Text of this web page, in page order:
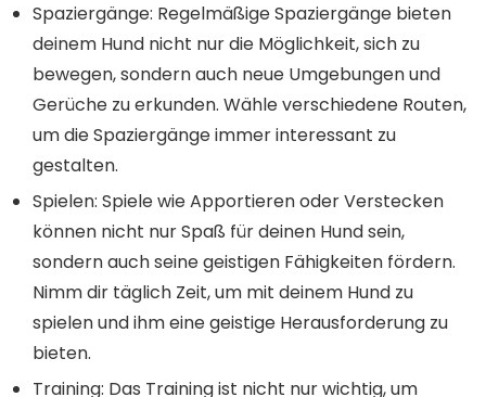
Spaziergänge: Regelmäßige Spaziergänge bieten
deinem Hund nicht nur die Möglichkeit, sich zu
bewegen, sondern auch neue Umgebungen und
Gerüche zu erkunden. Wähle verschiedene Routen,
um die Spaziergänge immer interessant zu
gestalten.
Spielen: Spiele wie Apportieren oder Verstecken
können nicht nur Spaß für deinen Hund sein,
sondern auch seine geistigen Fähigkeiten fördern.
Nimm dir täglich Zeit, um mit deinem Hund zu
spielen und ihm eine geistige Herausforderung zu
bieten.
Training: Das Training ist nicht nur wichtig, um